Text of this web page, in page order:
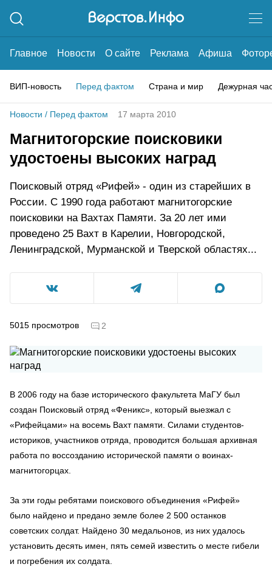
Главное Новости О сайте Реклама Афиша
ВИП-новость Перед фактом Страна и мир Дежурная
Новости / Перед фактом 17 марта 2010
Магнитогорские поисковики
удостоены высоких наград
Поисковый отряд «Рифей» - один из старейших в
России. С 1990 года работают магнитогорские
поисковики на Вахтах Памяти. За 20 лет ими
проведено 25 Вахт в Карелии, Новгородской,
Ленинградской, Мурманской и Тверской областях...
5015 просмотров 2
В 2006 году на базе исторического факультета МаГУ был
создан Поисковый отряд «Феникс», который выезжал с
«Рифейцами» на восемь Вахт памяти. Силами студентов-
историков, участников отряда, проводится большая архивная
работа по воссозданию исторической памяти о воинах-
магнитогорцах.
За эти годы ребятами поискового объединения «Рифей»
было найдено и предано земле более 2 500 останков
советских солдат. Найдено 30 медальонов, из них удалось
установить десять имен, пять семей известить о месте гибели
и погребения их солдата.